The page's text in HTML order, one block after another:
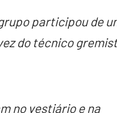
participou de
do técnico
no vestiário e na